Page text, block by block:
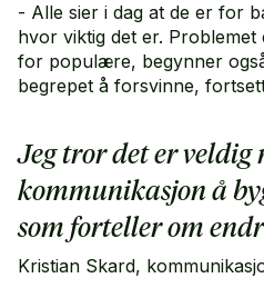
- Alle sier i dag at de er for
hvor viktig det er.
for populære, begynner
begrepet å forsvinne,
Jeg tror det er veldig
kommunikasjon å
som forteller om
Kristian Skard,